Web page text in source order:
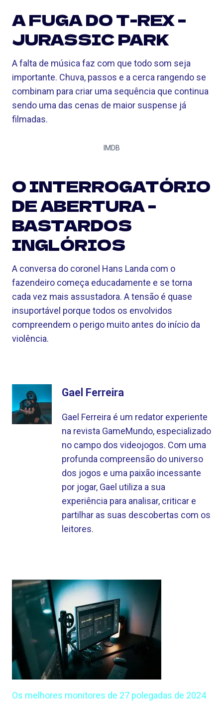
A FUGA DO T-REX –
JURASSIC PARK
A falta de música faz com que todo som seja
importante. Chuva, passos e a cerca rangendo se
combinam para criar uma sequência que continua
sendo uma das cenas de maior suspense já
filmadas.
IMDB
O INTERROGATÓRIO
DE ABERTURA –
BASTARDOS
INGLÓRIOS
A conversa do coronel Hans Landa com o
fazendeiro começa educadamente e se torna
cada vez mais assustadora. A tensão é quase
insuportável porque todos os envolvidos
compreendem o perigo muito antes do início da
violência.
Gael Ferreira
Gael Ferreira é um redator experiente
na revista GameMundo, especializado
no campo dos videojogos. Com uma
profunda compreensão do universo
dos jogos e uma paixão incessante
por jogar, Gael utiliza a sua
experiência para analisar, criticar e
partilhar as suas descobertas com os
leitores.
Os melhores monitores de 27 polegadas de 2024